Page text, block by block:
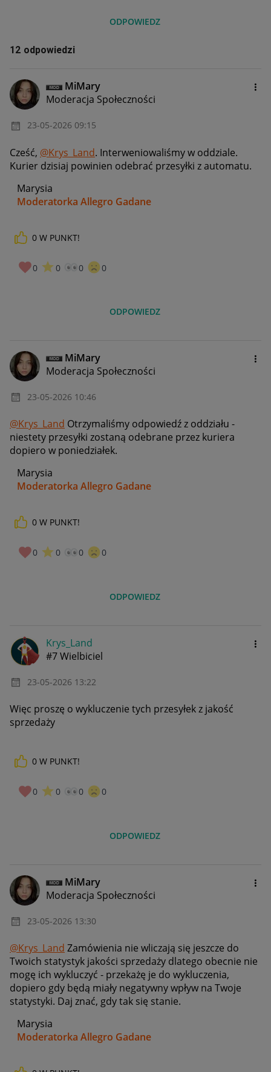
ODPOWIEDZ
12 odpowiedzi
MiMary
Moderacja Społeczności
‎23-05-2026 09:15
Cześć, @Krys_Land. Interweniowaliśmy w oddziale.
Kurier dzisiaj powinien odebrać przesyłki z automatu.
Marysia
Moderatorka Allegro Gadane
0 W PUNKT!
0 0 0 0
ODPOWIEDZ
MiMary
Moderacja Społeczności
‎23-05-2026 10:46
@Krys_Land Otrzymaliśmy odpowiedź z oddziału -
niestety przesyłki zostaną odebrane przez kuriera
dopiero w poniedziałek.
Marysia
Moderatorka Allegro Gadane
0 W PUNKT!
0 0 0 0
ODPOWIEDZ
Krys_Land
#7 Wielbiciel
‎23-05-2026 13:22
Więc proszę o wykluczenie tych przesyłek z jakość
sprzedaży
0 W PUNKT!
0 0 0 0
ODPOWIEDZ
MiMary
Moderacja Społeczności
‎23-05-2026 13:30
@Krys_Land Zamówienia nie wliczają się jeszcze do
Twoich statystyk jakości sprzedaży dlatego obecnie nie
mogę ich wykluczyć - przekażę je do wykluczenia,
dopiero gdy będą miały negatywny wpływ na Twoje
statystyki. Daj znać, gdy tak się stanie.
Marysia
Moderatorka Allegro Gadane